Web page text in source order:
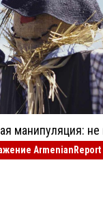
манипуляция: не
ArmenianReport